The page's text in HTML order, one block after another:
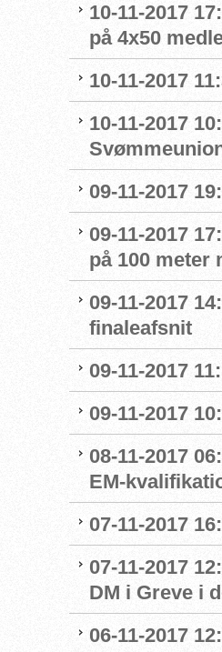
10-11-2017
på 4x50
10-11-2017
10-11-2017
09-11-2017
09-11-2017
på 100 meter
09-11-2017
finaleafsnit
09-11-2017
09-11-2017
08-11-2017
EM-
07-11-2017
07-11-2017
DM i Greve i
06-11-2017